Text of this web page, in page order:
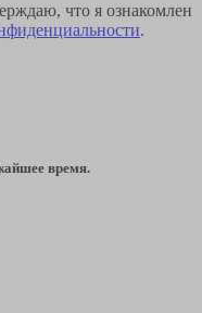
что я ознакомлен
.
время.